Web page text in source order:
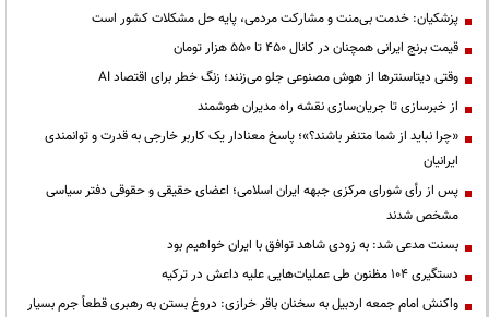
پزشکیان: خدمت بی‌منت و مشارکت مردمی، پایه حل مشکلات کشور است
قیمت‌ برنج ایرانی همچنان در کانال ۴۵۰ تا ۵۵۰ هزار تومان
وقتی دیتاسنترها از هوش مصنوعی جلو می‌زنند؛ زنگ خطر برای اقتصاد AI
از خبرسازی تا جریان‌سازی نقشه راه مدیران هوشمند
«چرا نباید از شما متنفر باشند؟»؛ پاسخ معنادار یک کاربر خارجی به قدرت و توانمندی
ایرانیان
پس از رأی شورای مرکزی جبهه ایران اسلامی؛ اعضای حقیقی و حقوقی دفتر سیاسی
مشخص شدند
بسنت مدعی شد: به زودی شاهد توافق با ایران خواهیم بود
دستگیری ۱۰۴ مظنون طی عملیات‌هایی علیه داعش در ترکیه
واکنش امام جمعه اردبیل به سخنان باقر خرازی: دروغ بستن به رهبری قطعاً جرم بسیار